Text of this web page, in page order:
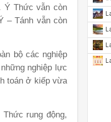
Ý Thức vẫn còn
– Tánh vẫn còn
bộ các nghiệp
nghiệp lực
toán ở kiếp vừa
rung động,